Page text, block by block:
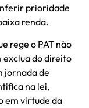
prioridade
renda.
rege o PAT não
exclua do direito
jornada de
na lei,
em virtude da